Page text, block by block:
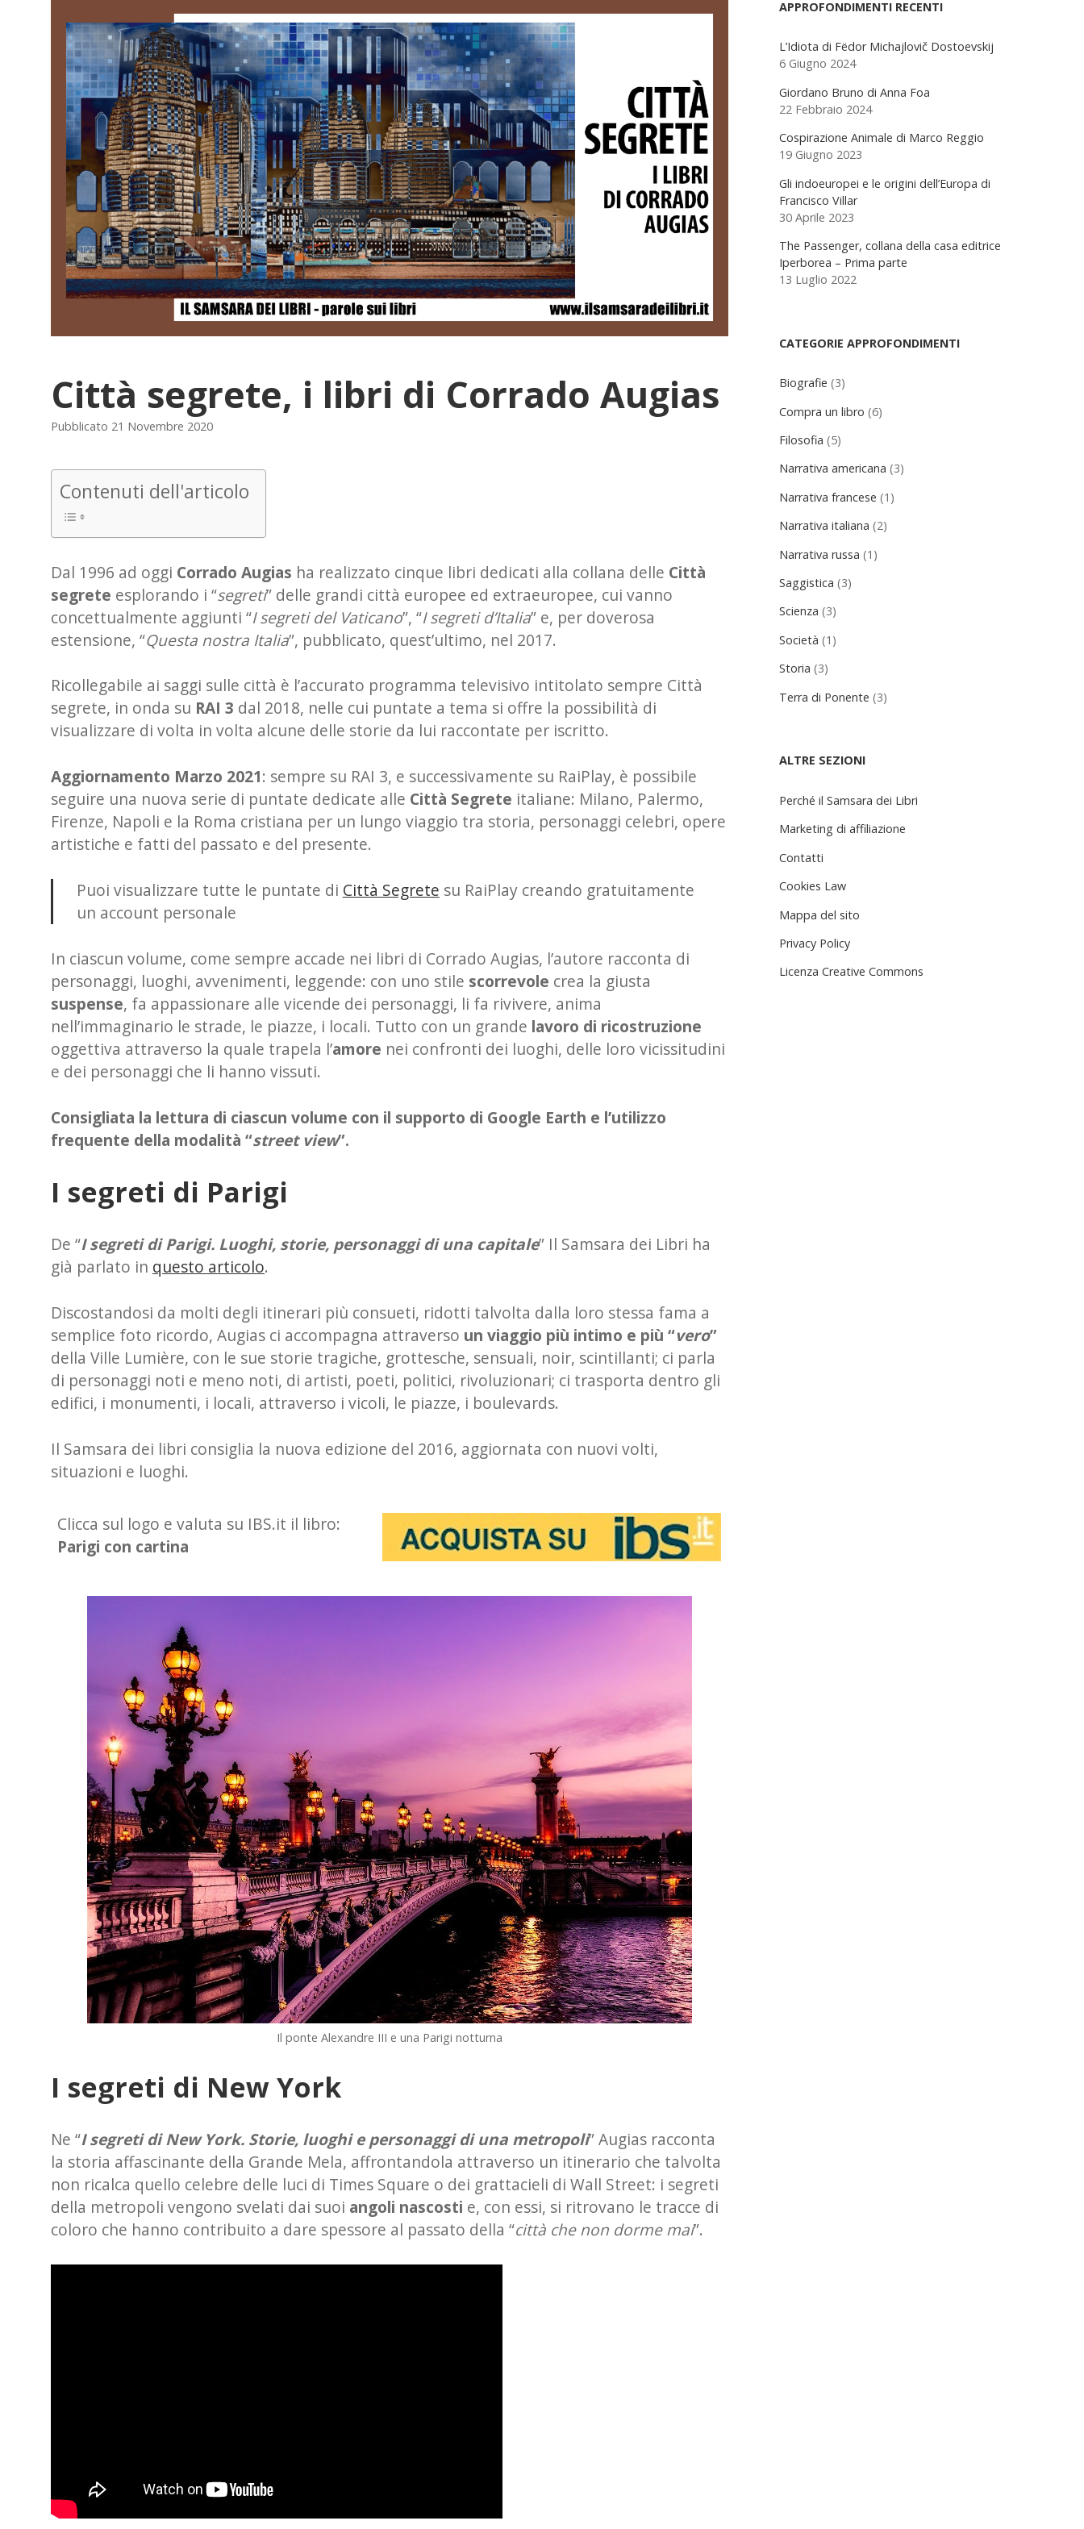
Città segrete, i libri di Corrado Augias
Pubblicato 21 Novembre 2020
Contenuti dell'articolo
Dal 1996 ad oggi Corrado Augias ha realizzato cinque libri dedicati alla collana delle Città
segrete esplorando i “segreti” delle grandi città europee ed extraeuropee, cui vanno
concettualmente aggiunti “I segreti del Vaticano”, “I segreti d’Italia” e, per doverosa
estensione, “Questa nostra Italia”, pubblicato, quest’ultimo, nel 2017.
Ricollegabile ai saggi sulle città è l’accurato programma televisivo intitolato sempre Città
segrete, in onda su RAI 3 dal 2018, nelle cui puntate a tema si offre la possibilità di
visualizzare di volta in volta alcune delle storie da lui raccontate per iscritto.
Aggiornamento Marzo 2021: sempre su RAI 3, e successivamente su RaiPlay, è possibile
seguire una nuova serie di puntate dedicate alle Città Segrete italiane: Milano, Palermo,
Firenze, Napoli e la Roma cristiana per un lungo viaggio tra storia, personaggi celebri, opere
artistiche e fatti del passato e del presente.
Puoi visualizzare tutte le puntate di Città Segrete su RaiPlay creando gratuitamente
un account personale
In ciascun volume, come sempre accade nei libri di Corrado Augias, l’autore racconta di
personaggi, luoghi, avvenimenti, leggende: con uno stile scorrevole crea la giusta
suspense, fa appassionare alle vicende dei personaggi, li fa rivivere, anima
nell’immaginario le strade, le piazze, i locali. Tutto con un grande lavoro di ricostruzione
oggettiva attraverso la quale trapela l’amore nei confronti dei luoghi, delle loro vicissitudini
e dei personaggi che li hanno vissuti.
Consigliata la lettura di ciascun volume con il supporto di Google Earth e l’utilizzo
frequente della modalità “street view”.
I segreti di Parigi
De “I segreti di Parigi. Luoghi, storie, personaggi di una capitale” Il Samsara dei Libri ha
già parlato in questo articolo.
Discostandosi da molti degli itinerari più consueti, ridotti talvolta dalla loro stessa fama a
semplice foto ricordo, Augias ci accompagna attraverso un viaggio più intimo e più “vero”
della Ville Lumière, con le sue storie tragiche, grottesche, sensuali, noir, scintillanti; ci parla
di personaggi noti e meno noti, di artisti, poeti, politici, rivoluzionari; ci trasporta dentro gli
edifici, i monumenti, i locali, attraverso i vicoli, le piazze, i boulevards.
Il Samsara dei libri consiglia la nuova edizione del 2016, aggiornata con nuovi volti,
situazioni e luoghi.
Clicca sul logo e valuta su IBS.it il libro:
Parigi con cartina
Il ponte Alexandre III e una Parigi notturna
I segreti di New York
Ne “I segreti di New York. Storie, luoghi e personaggi di una metropoli” Augias racconta
la storia affascinante della Grande Mela, affrontandola attraverso un itinerario che talvolta
non ricalca quello celebre delle luci di Times Square o dei grattacieli di Wall Street: i segreti
della metropoli vengono svelati dai suoi angoli nascosti e, con essi, si ritrovano le tracce di
coloro che hanno contribuito a dare spessore al passato della “città che non dorme mai”.
Sidebar
APPROFONDIMENTI RECENTI
L’Idiota di Fëdor Michajlovič Dostoevskij
6 Giugno 2024
Giordano Bruno di Anna Foa
22 Febbraio 2024
Cospirazione Animale di Marco Reggio
19 Giugno 2023
Gli indoeuropei e le origini dell’Europa di
Francisco Villar
30 Aprile 2023
The Passenger, collana della casa editrice
Iperborea – Prima parte
13 Luglio 2022
CATEGORIE APPROFONDIMENTI
Biografie (3)
Compra un libro (6)
Filosofia (5)
Narrativa americana (3)
Narrativa francese (1)
Narrativa italiana (2)
Narrativa russa (1)
Saggistica (3)
Scienza (3)
Società (1)
Storia (3)
Terra di Ponente (3)
ALTRE SEZIONI
Perché il Samsara dei Libri
Marketing di affiliazione
Contatti
Cookies Law
Mappa del sito
Privacy Policy
Licenza Creative Commons